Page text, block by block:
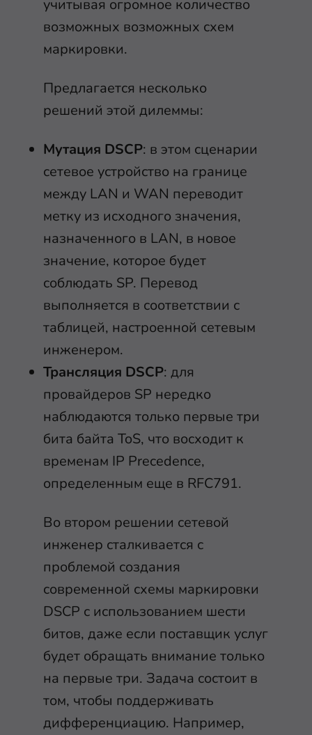
учитывая огромное количество
возможных возможных схем
маркировки.
Предлагается несколько
решений этой дилеммы:
Мутация DSCP: в этом сценарии
сетевое устройство на границе
между LAN и WAN переводит
метку из исходного значения,
назначенного в LAN, в новое
значение, которое будет
соблюдать SP. Перевод
выполняется в соответствии с
таблицей, настроенной сетевым
инженером.
Трансляция DSCP: для
провайдеров SP нередко
наблюдаются только первые три
бита байта ToS, что восходит к
временам IP Precedence,
определенным еще в RFC791.
Во втором решении сетевой
инженер сталкивается с
проблемой создания
современной схемы маркировки
DSCP с использованием шести
битов, даже если поставщик услуг
будет обращать внимание только
на первые три. Задача состоит в
том, чтобы поддерживать
дифференциацию. Например,